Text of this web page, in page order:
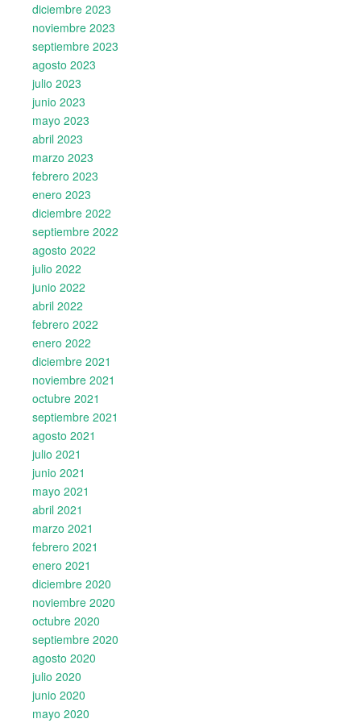
diciembre 2023
noviembre 2023
septiembre 2023
agosto 2023
julio 2023
junio 2023
mayo 2023
abril 2023
marzo 2023
febrero 2023
enero 2023
diciembre 2022
septiembre 2022
agosto 2022
julio 2022
junio 2022
abril 2022
febrero 2022
enero 2022
diciembre 2021
noviembre 2021
octubre 2021
septiembre 2021
agosto 2021
julio 2021
junio 2021
mayo 2021
abril 2021
marzo 2021
febrero 2021
enero 2021
diciembre 2020
noviembre 2020
octubre 2020
septiembre 2020
agosto 2020
julio 2020
junio 2020
mayo 2020